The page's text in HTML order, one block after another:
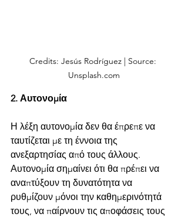
Credits: Jesús Rodríguez | Source:
Unsplash.com
2. Αυτονομία
Η λέξη αυτονομία δεν θα έπρεπε να
ταυτίζεται με τη έννοια της
ανεξαρτησίας από τους άλλους.
Αυτονομία σημαίνει ότι θα πρέπει να
αναπτύξουν τη δυνατότητα να
ρυθμίζουν μόνοι την καθημερινότητά
τους, να παίρνουν τις αποφάσεις τους